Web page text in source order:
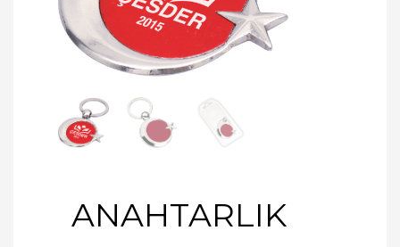
ANAHTARLIK